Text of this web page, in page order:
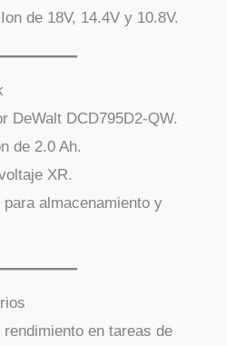
de 18V, 14.4V y 10.8V.
DeWalt DCD795D2-QW.
de 2.0 Ah.
XR.
para almacenamiento y
en tareas de